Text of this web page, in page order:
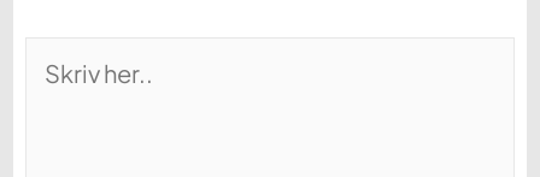
her..